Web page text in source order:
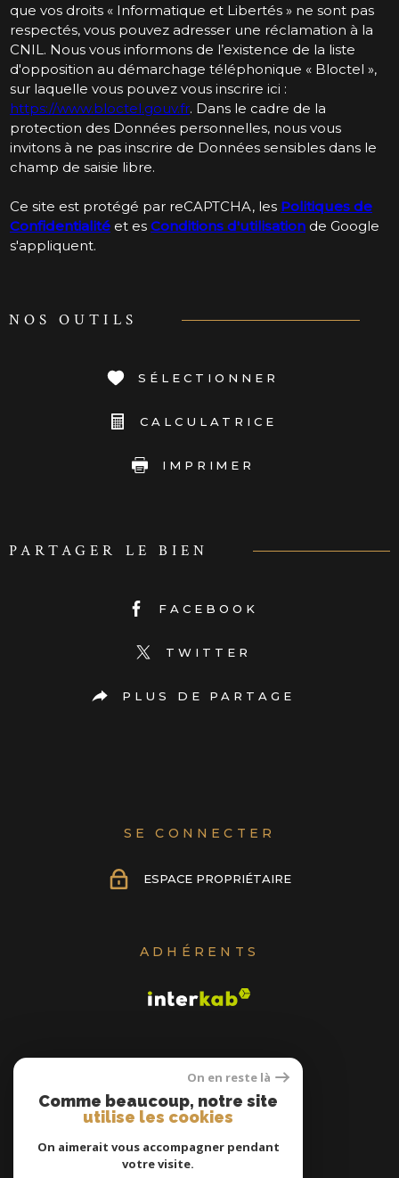
que vos droits « Informatique et Libertés » ne sont pas
respectés, vous pouvez adresser une réclamation à la
CNIL. Nous vous informons de l’existence de la liste
d'opposition au démarchage téléphonique « Bloctel »,
sur laquelle vous pouvez vous inscrire ici :
https://www.bloctel.gouv.fr. Dans le cadre de la
protection des Données personnelles, nous vous
invitons à ne pas inscrire de Données sensibles dans le
champ de saisie libre.
Ce site est protégé par reCAPTCHA, les Politiques de
Confidentialité et es Conditions d'utilisation de Google
s'appliquent.
NOS OUTILS
SÉLECTIONNER
CALCULATRICE
IMPRIMER
PARTAGER LE BIEN
FACEBOOK
TWITTER
PLUS DE PARTAGE
SE CONNECTER
ESPACE PROPRIÉTAIRE
ADHÉRENTS
On en reste là
Comme beaucoup, notre site
utilise les cookies
On aimerait vous accompagner pendant
votre visite.